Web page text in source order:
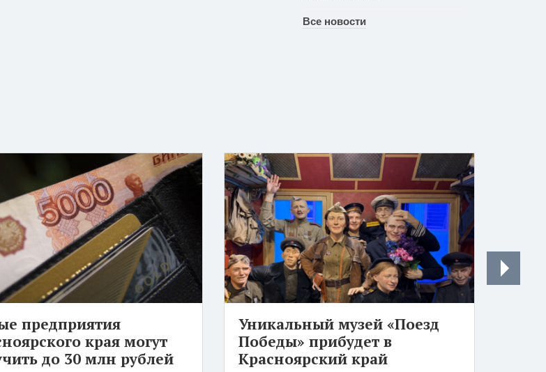
Все новости
предприятия
края могут
до 30 млн рублей
Уникальный музей «Поезд
Победы» прибудет в
Красноярский край